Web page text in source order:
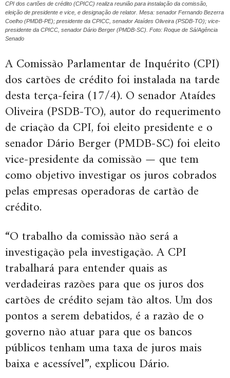
CPI dos cartões de crédito (CPICC) realiza reunião para instalação da comissão,
eleição de presidente e vice, e designação de relator. Mesa: senador Fernando Bezerra
Coelho (PMDB-PE); presidente da CPICC, senador Ataídes Oliveira (PSDB-TO); vice-
presidente da CPICC, senador Dário Berger (PMDB-SC). Foto: Roque de Sá/Agência
Senado
A Comissão Parlamentar de Inquérito (CPI)
dos cartões de crédito foi instalada na tarde
desta terça-feira (17/4). O senador Ataídes
Oliveira (PSDB-TO), autor do requerimento
de criação da CPI, foi eleito presidente e o
senador Dário Berger (PMDB-SC) foi eleito
vice-presidente da comissão — que tem
como objetivo investigar os juros cobrados
pelas empresas operadoras de cartão de
crédito.
“O trabalho da comissão não será a
investigação pela investigação. A CPI
trabalhará para entender quais as
verdadeiras razões para que os juros dos
cartões de crédito sejam tão altos. Um dos
pontos a serem debatidos, é a razão de o
governo não atuar para que os bancos
públicos tenham uma taxa de juros mais
baixa e acessível”, explicou Dário.